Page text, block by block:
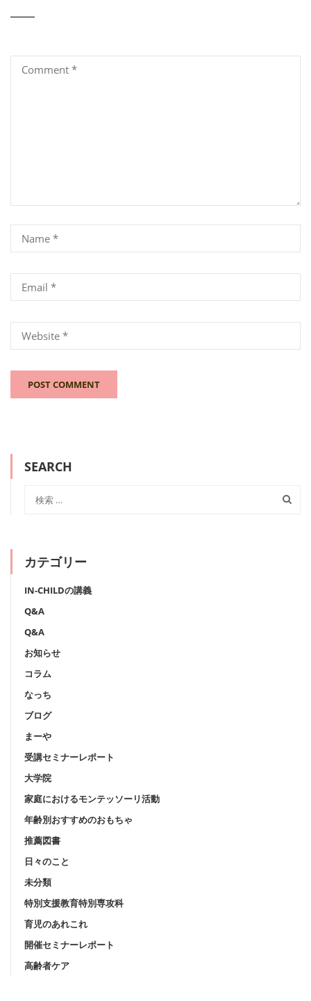
SEARCH
カテゴリー
IN-CHILDの講義
Q&A
Q&A
お知らせ
コラム
なっち
ブログ
まーや
受講セミナーレポート
大学院
家庭におけるモンテッソーリ活動
年齢別おすすめのおもちゃ
推薦図書
日々のこと
未分類
特別支援教育特別専攻科
育児のあれこれ
開催セミナーレポート
高齢者ケア